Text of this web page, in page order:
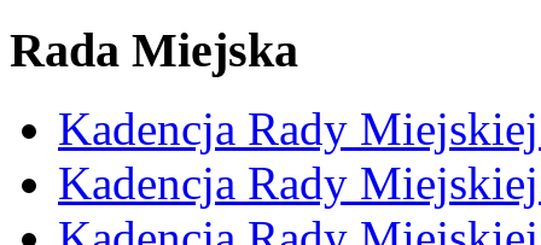
Rada Miejska
Kadencja Rady
Kadencja Rady